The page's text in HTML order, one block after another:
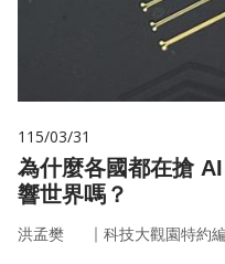
115/03/31
為什麼各國都在搶
響世界嗎？
洪孟樊 ｜ 科技大觀園特約